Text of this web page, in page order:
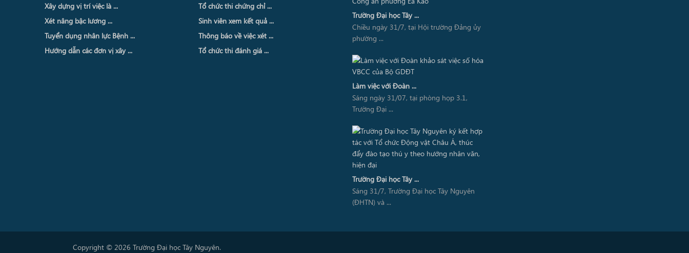
Xây dựng vị trí việc là ...
Xét nâng bậc lương ...
Tuyển dụng nhân lực Bệnh ...
Hướng dẫn các đơn vị xây ...
Tổ chức thi chứng chỉ ...
Sinh viên xem kết quả ...
Thông báo về việc xét ...
Tổ chức thi đánh giá ...
Trường Đại học Tây ...
Chiều ngày 31/7, tại Hội trường Đảng ủy
phường ...
Làm việc với Đoàn ...
Sáng ngày 31/07, tại phòng họp 3.1,
Trường Đại ...
Trường Đại học Tây ...
Sáng 31/7, Trường Đại học Tây Nguyên
(ĐHTN) và ...
Copyright © 2026 Trường Đại học Tây Nguyên.